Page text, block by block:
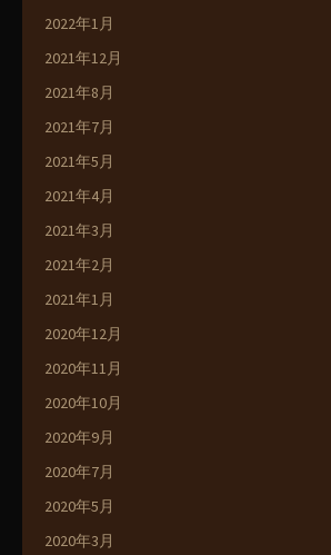
2022年1月
2021年12月
2021年8月
2021年7月
2021年5月
2021年4月
2021年3月
2021年2月
2021年1月
2020年12月
2020年11月
2020年10月
2020年9月
2020年7月
2020年5月
2020年3月